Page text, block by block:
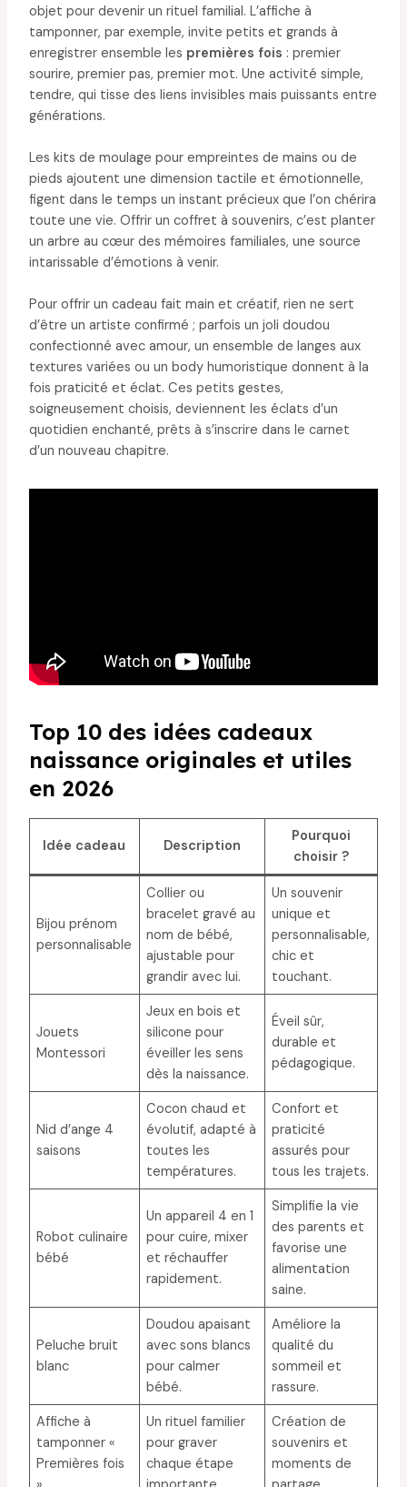
objet pour devenir un rituel familial. L’affiche à
tamponner, par exemple, invite petits et grands à
enregistrer ensemble les premières fois : premier
sourire, premier pas, premier mot. Une activité simple,
tendre, qui tisse des liens invisibles mais puissants entre
générations.
Les kits de moulage pour empreintes de mains ou de
pieds ajoutent une dimension tactile et émotionnelle,
figent dans le temps un instant précieux que l’on chérira
toute une vie. Offrir un coffret à souvenirs, c’est planter
un arbre au cœur des mémoires familiales, une source
intarissable d’émotions à venir.
Pour offrir un cadeau fait main et créatif, rien ne sert
d’être un artiste confirmé ; parfois un joli doudou
confectionné avec amour, un ensemble de langes aux
textures variées ou un body humoristique donnent à la
fois praticité et éclat. Ces petits gestes,
soigneusement choisis, deviennent les éclats d’un
quotidien enchanté, prêts à s’inscrire dans le carnet
d’un nouveau chapitre.
Top 10 des idées cadeaux
naissance originales et utiles
en 2026
Idée cadeau Description
Pourquoi
choisir ?
Bijou prénom
personnalisable
Collier ou
bracelet gravé au
nom de bébé,
ajustable pour
grandir avec lui.
Un souvenir
unique et
personnalisable,
chic et
touchant.
Jouets
Montessori
Jeux en bois et
silicone pour
éveiller les sens
dès la naissance.
Éveil sûr,
durable et
pédagogique.
Nid d’ange 4
saisons
Cocon chaud et
évolutif, adapté à
toutes les
températures.
Confort et
praticité
assurés pour
tous les trajets.
Robot culinaire
bébé
Un appareil 4 en 1
pour cuire, mixer
et réchauffer
rapidement.
Simplifie la vie
des parents et
favorise une
alimentation
saine.
Peluche bruit
blanc
Doudou apaisant
avec sons blancs
pour calmer
bébé.
Améliore la
qualité du
sommeil et
rassure.
Affiche à
tamponner «
Premières fois
Un rituel familier
pour graver
chaque étape
Création de
souvenirs et
moments de